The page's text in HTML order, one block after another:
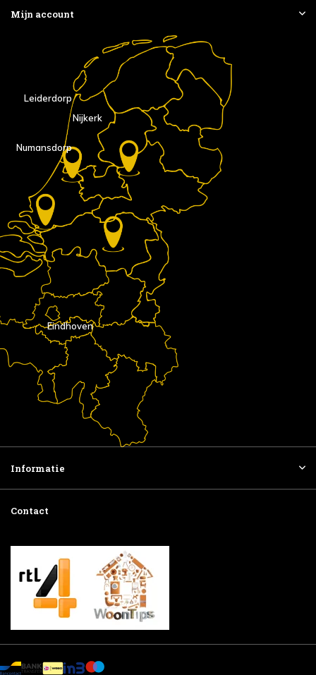
Mijn account
Eindhoven
Nijkerk
Numansdorp
Leiderdorp
Informatie
Contact